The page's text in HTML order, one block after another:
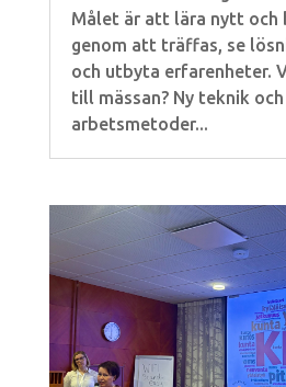
Målet är att lära nytt och
genom att träffas, se
och utbyta erfarenheter.
till mässan? Ny teknik
arbetsmetoder...